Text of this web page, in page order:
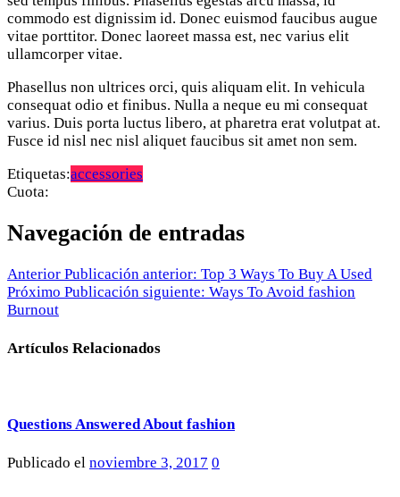
commodo est dignissim id. Donec euismod faucibus augue
vitae porttitor. Donec laoreet massa est, nec varius elit
ullamcorper vitae.
Phasellus non ultrices orci, quis aliquam elit. In vehicula
consequat odio et finibus. Nulla a neque eu mi consequat
varius. Duis porta luctus libero, at pharetra erat volutpat at.
Fusce id nisl nec nisl aliquet faucibus sit amet non sem.
Etiquetas:accessories
Cuota:
Navegación de entradas
Anterior Publicación anterior: Top 3 Ways To Buy A Used
Próximo Publicación siguiente: Ways To Avoid fashion
Burnout
Artículos Relacionados
Questions Answered About fashion
Publicado el noviembre 3, 2017 0